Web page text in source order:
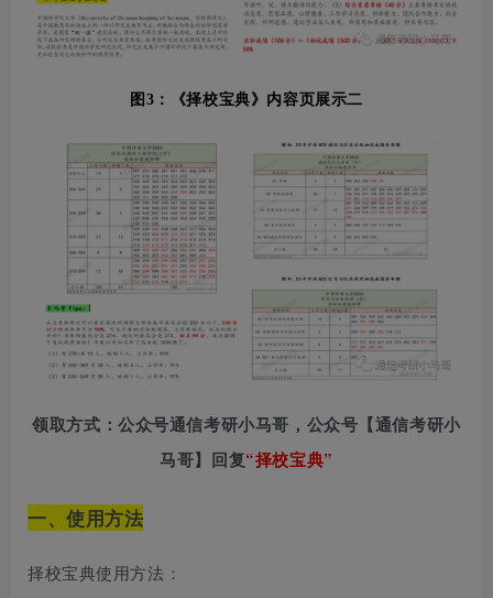
图3：《择校宝典》内容页展示二
领取方式：公众号通信考研小马哥， 公众号【通信考研小
马哥】回复“择校宝典”
一、使用方法
择校宝典使用方法：